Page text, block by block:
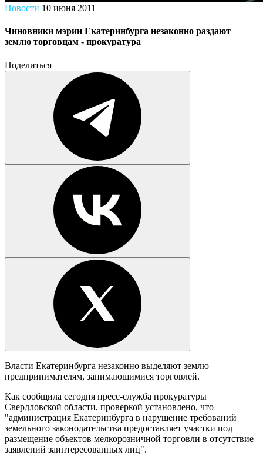
Новости 10 июня 2011
Чиновники мэрии Екатеринбурга незаконно раздают
землю торговцам - прокуратура
Поделиться
Власти Екатеринбурга незаконно выделяют землю
предпринимателям, занимающимися торговлей.
Как сообщила сегодня пресс-служба прокуратуры
Свердловской области, проверкой установлено, что
"администрация Екатеринбурга в нарушение требований
земельного законодательства предоставляет участки под
размещение объектов мелкорозничной торговли в отсутствие
заявлений заинтересованных лиц".